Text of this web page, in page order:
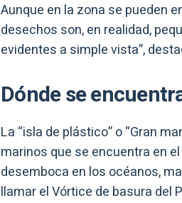
Aunque en la zona se pueden
desechos son, en realidad,
evidentes a simple vista”,
Dónde se
La “isla de plástico” o “Gran
marinos que se encuentra en
desemboca en los océanos,
llamar el Vórtice de basura del